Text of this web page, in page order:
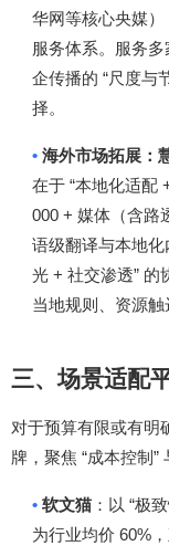
华网等核心央媒
服务体系。服务
企传播的 “尺度与
择。
• 海外市场拓展：
在于 “本地化适配
000 + 媒体（含路
语级翻译与本地
光 + 社交渗透” 的
当地规则、资源触
三、场景适配
对于预算有限或有明
牌，聚焦 “成本控制 ”
• 软文猫：以 “极
为行业均价 60%